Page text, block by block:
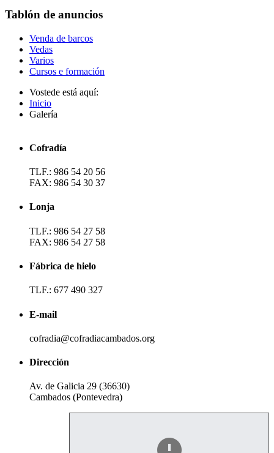
Tablón de anuncios
Venda de barcos
Vedas
Varios
Cursos e formación
Vostede está aquí:
Inicio
Galería
Cofradía
TLF.: 986 54 20 56
FAX: 986 54 30 37
Lonja
TLF.: 986 54 27 58
FAX: 986 54 27 58
Fábrica de hielo
TLF.: 677 490 327
E-mail
cofradia@cofradiacambados.org
Dirección
Av. de Galicia 29 (36630)
Cambados (Pontevedra)